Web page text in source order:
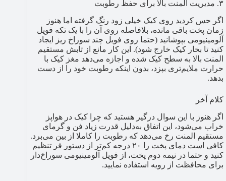
۳. مدیریت المنت بالا برای حفظ رطوبت
اگر حس کردید روی کیک خیلی زود رنگ گرفته اما هنوز
زمان پخت باقی مانده، بلافاصله روی آن را با یک تکه فویل
آلومینیومی بپوشانید (حتما روی فویل چند سوراخ ریز ایجاد
کنید تا بخار کیک خارج شود). این کار مانع از تابش مستقیم
المنت بالا به سطح کیک شده و اجازه می‌دهد مغز کیک با
حرارت ملایم‌تری بپزد، بدون اینکه رطوبت خود را از دست
بدهد.
کلام آخر
اگر هنوز با این سوال درگیر هستید که چرا کیک در هواپز
خراب می‌شود، این اتفاق به‌دلیل قدرت زیاد فن و گرمای
مستقیم المنت رخ می‌دهد که رطوبت را کاملا از بین می‌برد.
کافی است دمای پخت را ۲۰ درجه کم‌تر از دستور فر تنظیم
کنید و حتما در نیمه دوم پخت، از فویل آلومینیومی سوراخ‌دار
برای محافظت از رویه استفاده نمایید.